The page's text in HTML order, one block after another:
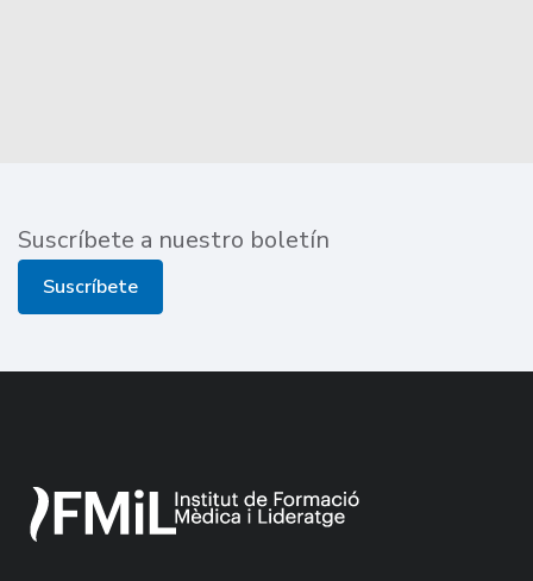
Suscríbete a nuestro boletín
Suscríbete